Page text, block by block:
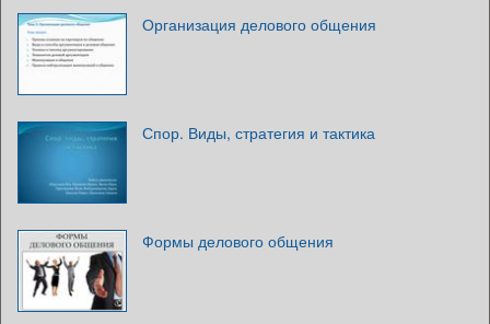
Организация делового общения
Спор. Виды, стратегия и тактика
Формы делового общения